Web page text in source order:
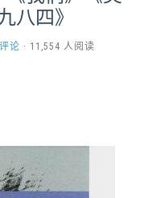
八四》
论 · 11,554 人阅读